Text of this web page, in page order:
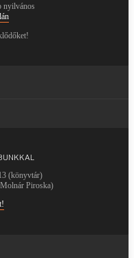
nyilvános
(könyvtár)
Piroska)